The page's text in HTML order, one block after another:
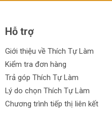
Hỗ trợ
Giới thiệu về Thích Tự Làm
Kiểm tra đơn hàng
Trả góp Thích Tự Làm
Lý do chọn Thích Tự Làm
Chương trình tiếp thị liên kết